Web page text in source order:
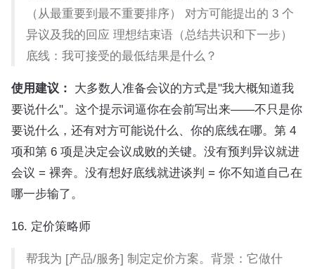
（从最重要到最不重要排序） 对方可能提出的 3 个
异议及我的回应 理想结束语（总结共识和下一步）
底线：我可接受的最低结果是什么？
使用建议： 大多数人准备会议的方式是"我大概知道我
要说什么"。这个提示词逼你在会前写出来——不只是你
要说什么，还有对方可能说什么、你的底线在哪。第 4
项和第 6 项是决定会议成败的关键。没有预判异议就进
会议 = 裸奔。没有想好底线就进谈判 = 你不知道自己在
哪一步输了。
16. 定价策略师
帮我为 [产品/服务] 制定定价方案。背景：它做什